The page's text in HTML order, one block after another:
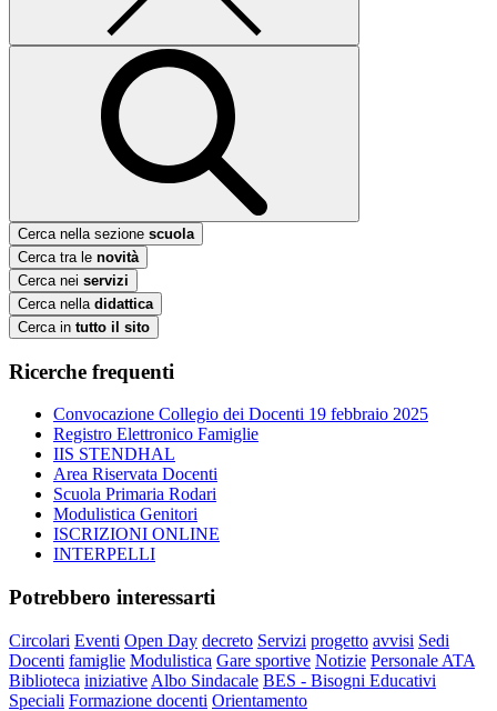
Cerca nella sezione scuola
Cerca tra le novità
Cerca nei servizi
Cerca nella didattica
Cerca in tutto il sito
Ricerche frequenti
Convocazione Collegio dei Docenti 19 febbraio 2025
Registro Elettronico Famiglie
IIS STENDHAL
Area Riservata Docenti
Scuola Primaria Rodari
Modulistica Genitori
ISCRIZIONI ONLINE
INTERPELLI
Potrebbero interessarti
Circolari Eventi Open Day decreto Servizi progetto avvisi Sedi
Docenti famiglie Modulistica Gare sportive Notizie Personale ATA
Biblioteca iniziative Albo Sindacale BES - Bisogni Educativi
Speciali Formazione docenti Orientamento